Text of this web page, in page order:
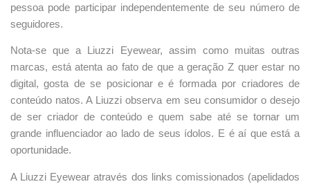
pessoa pode participar independentemente de seu número de
seguidores.
Nota-se que a Liuzzi Eyewear, assim como muitas outras
marcas, está atenta ao fato de que a geração Z quer estar no
digital, gosta de se posicionar e é formada por criadores de
conteúdo natos. A Liuzzi observa em seu consumidor o desejo
de ser criador de conteúdo e quem sabe até se tornar um
grande influenciador ao lado de seus ídolos. E é aí que está a
oportunidade.
A Liuzzi Eyewear através dos links comissionados (apelidados